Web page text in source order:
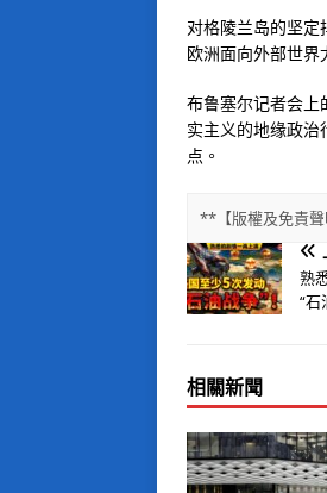
对格陵兰岛的坚定
欧洲面向外部世界
布鲁塞尔记者会
实主义的地缘政
点。
**【版權及免責聲
熟
“石
相關新聞